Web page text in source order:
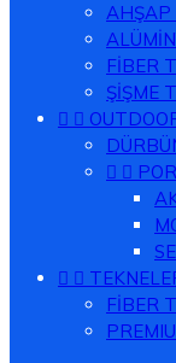
AHŞAP
FİBER
ŞİŞME
 
 
 
FİBER